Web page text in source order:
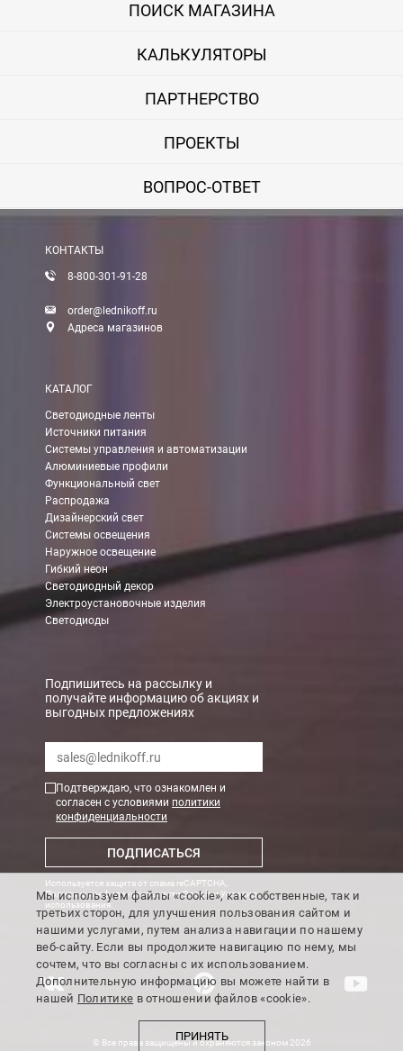
ПОИСК МАГАЗИНА
КАЛЬКУЛЯТОРЫ
ПАРТНЕРСТВО
ПРОЕКТЫ
ВОПРОС-ОТВЕТ
КОНТАКТЫ
8-800-301-91-28
order@lednikoff.ru
Адреса магазинов
КАТАЛОГ
Светодиодные ленты
Источники питания
Системы управления и автоматизации
Алюминиевые профили
Функциональный свет
Распродажа
Дизайнерский свет
Системы освещения
Наружное освещение
Гибкий неон
Светодиодный декор
Электроустановочные изделия
Светодиоды
Подпишитесь на рассылку и
получайте информацию об акциях и
выгодных предложениях
Подтверждаю, что ознакомлен и
согласен с условиями политики
конфиденциальности
ПОДПИСАТЬСЯ
Используется защита от спама reCAPTCHA,
Политика конфиденциальности GoogleиУсловия
использования
© Все права защищены и охраняются законом 2026
Мы используем файлы «cookie», как собственные, так и
третьих сторон, для улучшения пользования сайтом и
нашими услугами, путем анализа навигации по нашему
веб-сайту. Если вы продолжите навигацию по нему, мы
сочтем, что вы согласны с их использованием.
Дополнительную информацию вы можете найти в
нашей Политике в отношении файлов «cookie».
ПРИНЯТЬ